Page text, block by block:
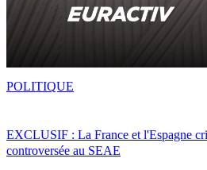
EXCLUSIF : La France et l'Espagne
controversée au SEAE
POLITIQUE